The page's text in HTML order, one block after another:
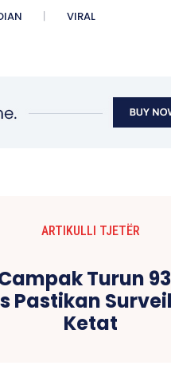
VIRAL
ARTIKULLI TJETËR
Turun
Pastikan
Ketat